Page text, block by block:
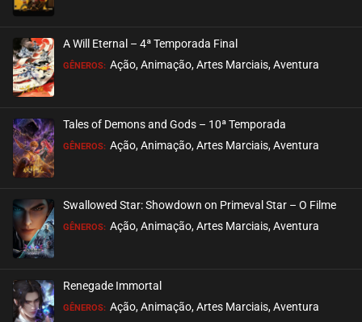
A Will Eternal – 4ª Temporada Final
GÊNEROS: Ação, Animação, Artes Marciais, Aventura
Tales of Demons and Gods – 10ª Temporada
GÊNEROS: Ação, Animação, Artes Marciais, Aventura
Swallowed Star: Showdown on Primeval Star – O Filme
GÊNEROS: Ação, Animação, Artes Marciais, Aventura
Renegade Immortal
GÊNEROS: Ação, Animação, Artes Marciais, Aventura